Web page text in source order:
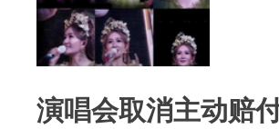
演唱会取消主动赔